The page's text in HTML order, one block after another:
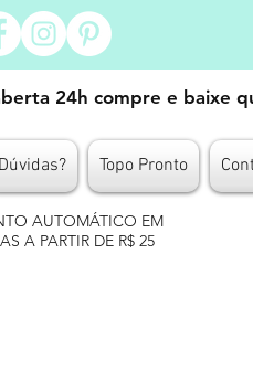
24h compre e baixe
Dúvidas? Topo Pronto
AUTOMÁTICO EM
A PARTIR DE R$ 25